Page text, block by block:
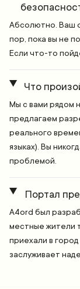
Абсолютно. Ваш
пор, пока вы не
Если что-то
Что
Мы с вами рядом
предлагаем
реального
языках). Вы
проблемой.
Портал
A4ord был
местные жители
приехали в
заслуживает